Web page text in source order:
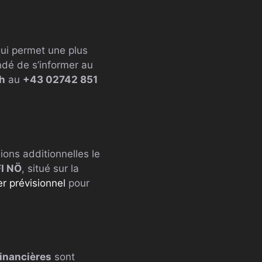
permet une plus
de s’informer au
au +43 02742 851
additionnelles le
NÖ, situé sur la
prévisionnel pour
sont